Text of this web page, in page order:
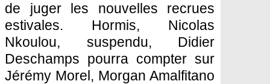
de juger les nouvelles recrues
estivales. Hormis, Nicolas
Nkoulou, suspendu, Didier
Deschamps pourra compter sur
Jérémy Morel, Morgan Amalfitano